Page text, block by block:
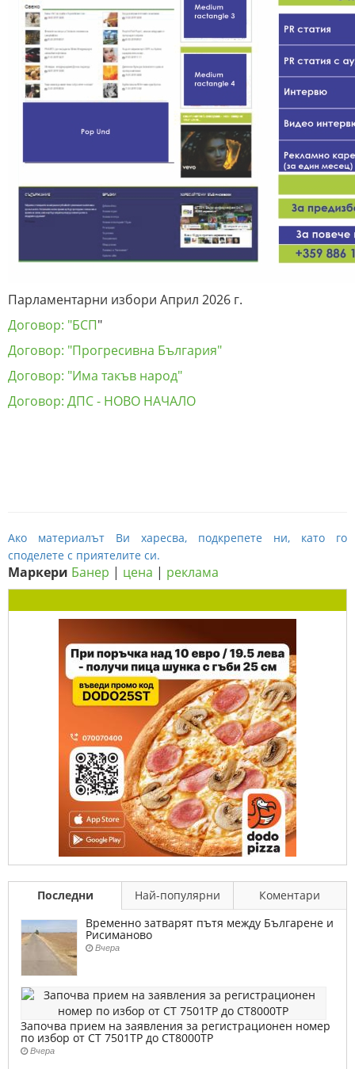
Парламентарни избори Април 2026 г.
Договор: "БСП"
Договор: "Прогресивна България"
Договор: "Има такъв народ"
Договор: ДПС - НОВО НАЧАЛО
Ако материалът Ви харесва, подкрепете ни, като го
споделете с приятелите си.
Маркери Банер | цена | реклама
Последни Най-популярни
Коментари
Временно затварят пътя между Българене и
Рисиманово
Вчера
Започва прием на заявления за регистрационен номер
по избор от СТ 7501ТР до СТ8000ТР
Вчера